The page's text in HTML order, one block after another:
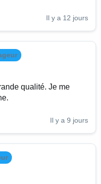
Il y a 12 jours
qualité. Je me
Il y a 9 jours